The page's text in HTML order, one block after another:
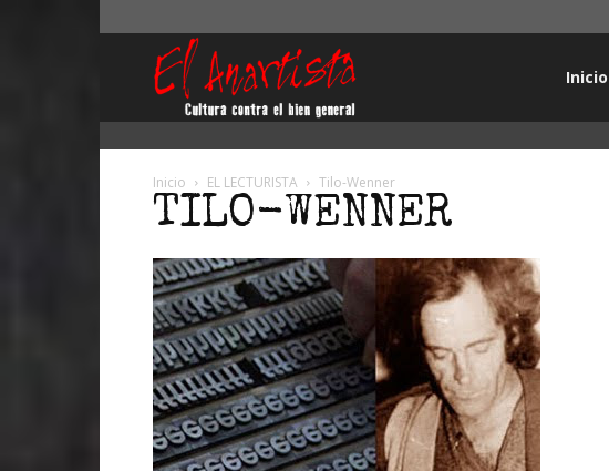
Inicio
Inicio EL LECTURISTA Tilo-Wenner
TILO-WENNER